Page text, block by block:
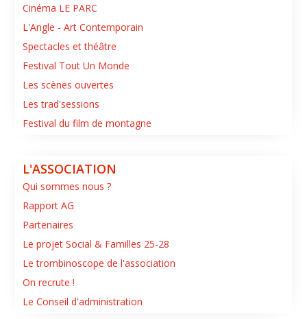
Cinéma LE PARC
L'Angle - Art Contemporain
Spectacles et théâtre
Festival Tout Un Monde
Les scènes ouvertes
Les trad'sessions
Festival du film de montagne
L'ASSOCIATION
Qui sommes nous ?
Rapport AG
Partenaires
Le projet Social & Familles 25-28
Le trombinoscope de l'association
On recrute !
Le Conseil d'administration